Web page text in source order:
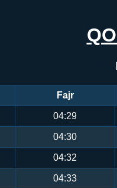
Fajr
04:29
04:30
04:32
04:33